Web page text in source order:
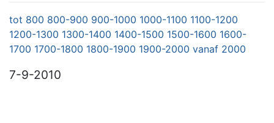
Ga naar: navigatie ,zoeken
tot 800 800-900 900-1000 1000-1100 1100-1200
1200-1300 1300-1400 1400-1500 1500-1600 1600-
1700 1700-1800 1800-1900 1900-2000 vanaf 2000
7-9-2010